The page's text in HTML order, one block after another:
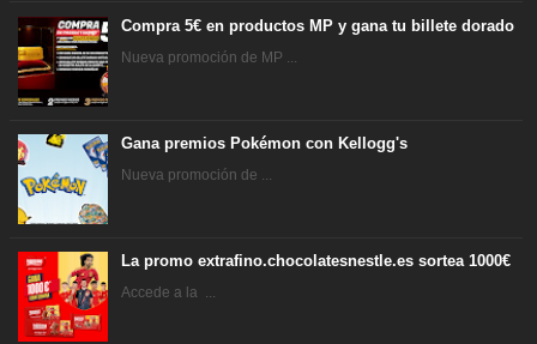
Compra 5€ en productos MP y gana tu billete dorado
Nueva promoción de MP ...
Gana premios Pokémon con Kellogg's
Nueva promoción de ...
La promo extrafino.chocolatesnestle.es sortea 1000€
Accede a la ...